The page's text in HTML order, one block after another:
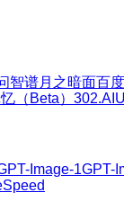
智谱月之暗面百度
（Beta） 302.AI
Image-1GPT-